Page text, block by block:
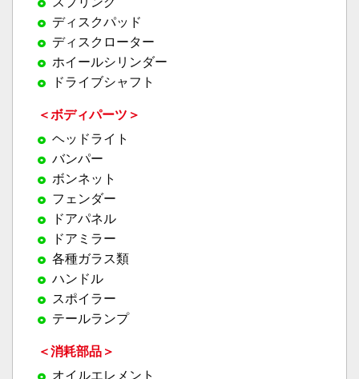
ディスクパッド
ディスクローター
ホイールシリンダー
ドライブシャフト
＜ボディパーツ＞
ヘッドライト
バンパー
ボンネット
フェンダー
ドアパネル
ドアミラー
各種ガラス類
ハンドル
スポイラー
テールランプ
＜消耗部品＞
オイルエレメント